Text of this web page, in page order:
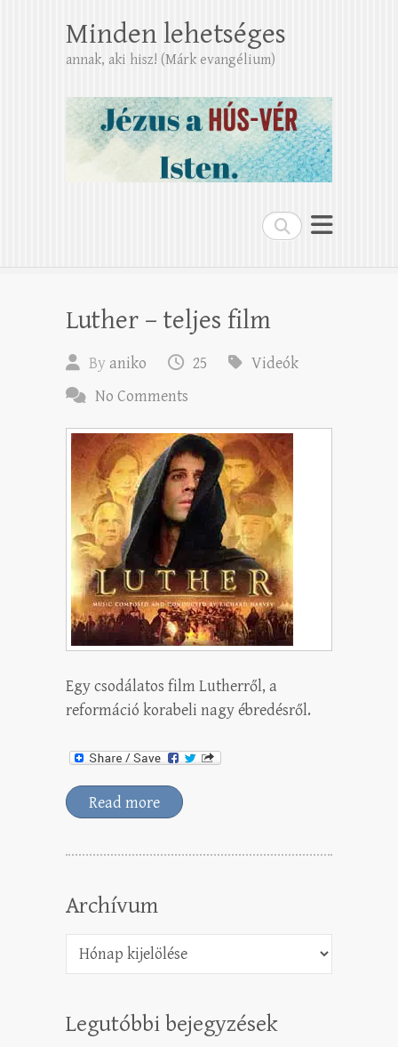
Search
Minden lehetséges
annak, aki hisz! (Márk evangélium)
Luther – teljes film
By aniko 25
Videók
No Comments
Egy csodálatos film Lutherről, a
reformáció korabeli nagy ébredésről.
Read more
Archívum
Legutóbbi bejegyzések